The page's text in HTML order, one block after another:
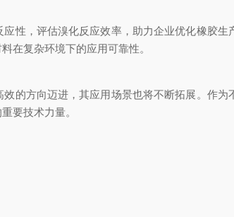
，评估溴化反应效率，助力企业优化橡胶生
在复杂环境下的应用可靠性。
方向迈进，其应用场景也将不断拓展。作为
要技术力量。